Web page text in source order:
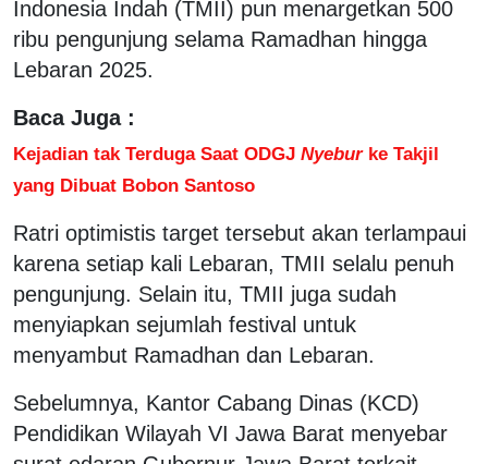
Indonesia Indah (TMII) pun menargetkan 500
ribu pengunjung selama Ramadhan hingga
Lebaran 2025.
Baca Juga :
Kejadian tak Terduga Saat ODGJ Nyeburke Takjil
yang Dibuat Bobon Santoso
Ratri optimistis target tersebut akan terlampaui
karena setiap kali Lebaran, TMII selalu penuh
pengunjung. Selain itu, TMII juga sudah
menyiapkan sejumlah festival untuk
menyambut Ramadhan dan Lebaran.
Sebelumnya, Kantor Cabang Dinas (KCD)
Pendidikan Wilayah VI Jawa Barat menyebar